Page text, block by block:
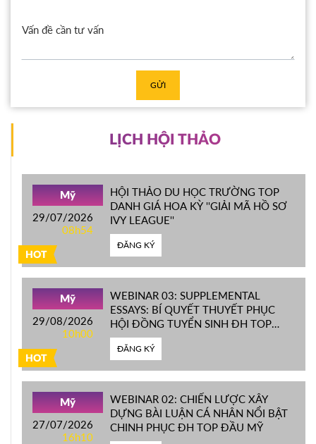
GỬI
LỊCH HỘI THẢO
HOT
Mỹ
29/07/2026
08h54
HỘI THẢO DU HỌC TRƯỜNG TOP
DANH GIÁ HOA KỲ ''GIẢI MÃ HỒ SƠ
IVY LEAGUE''
ĐĂNG KÝ
HOT
Mỹ
29/08/2026
10h00
WEBINAR 03: SUPPLEMENTAL
ESSAYS: BÍ QUYẾT THUYẾT PHỤC
HỘI ĐỒNG TUYỂN SINH ĐH TOP
ĐẦU MỸ
ĐĂNG KÝ
Mỹ
27/07/2026
16h10
WEBINAR 02: CHIẾN LƯỢC XÂY
DỰNG BÀI LUẬN CÁ NHÂN NỔI BẬT
CHINH PHỤC ĐH TOP ĐẦU MỸ